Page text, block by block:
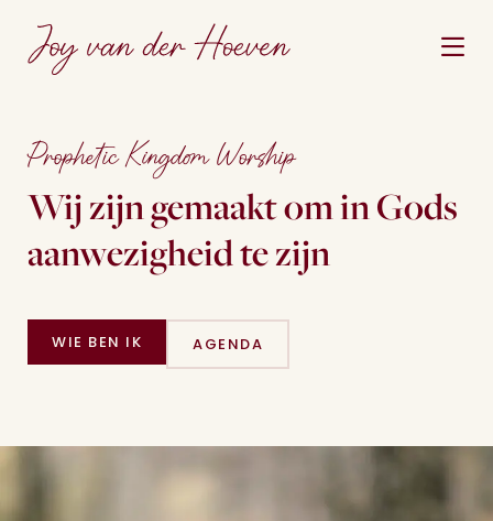
Prophetic Kingdom Worship
Wij zijn gemaakt om in Gods
aanwezig­heid te zijn
WIE BEN IK AGENDA